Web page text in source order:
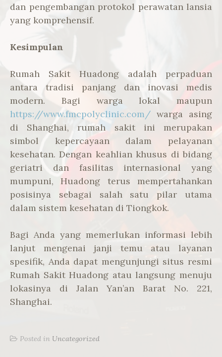
dan pengembangan protokol perawatan lansia
yang komprehensif.
Kesimpulan
Rumah Sakit Huadong adalah perpaduan
antara tradisi panjang dan inovasi medis
modern. Bagi warga lokal maupun
https://www.fmcpolyclinic.com/ warga asing
di Shanghai, rumah sakit ini merupakan
simbol kepercayaan dalam pelayanan
kesehatan. Dengan keahlian khusus di bidang
geriatri dan fasilitas internasional yang
mumpuni, Huadong terus mempertahankan
posisinya sebagai salah satu pilar utama
dalam sistem kesehatan di Tiongkok.
Bagi Anda yang memerlukan informasi lebih
lanjut mengenai janji temu atau layanan
spesifik, Anda dapat mengunjungi situs resmi
Rumah Sakit Huadong atau langsung menuju
lokasinya di Jalan Yan’an Barat No. 221,
Shanghai.
Posted in Uncategorized